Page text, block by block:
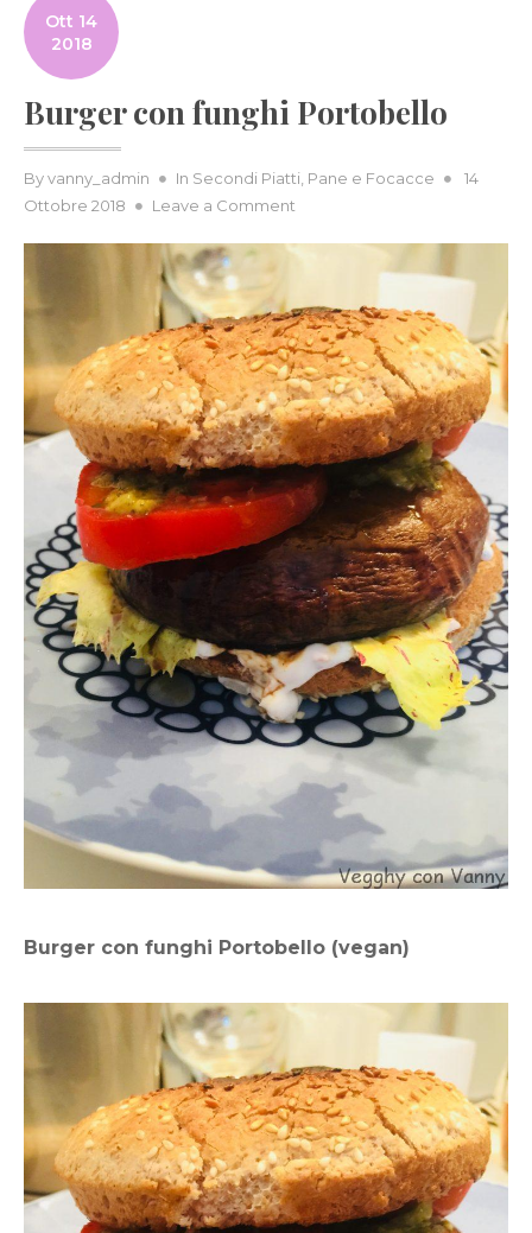
Ott 14
2018
Burger con funghi Portobello
Byvanny_admin In Secondi Piatti Pane e Focacce
Posted
14
Ottobre 2018
Leave a Comment
con
Portobello
Burger con funghi Portobello (vegan)